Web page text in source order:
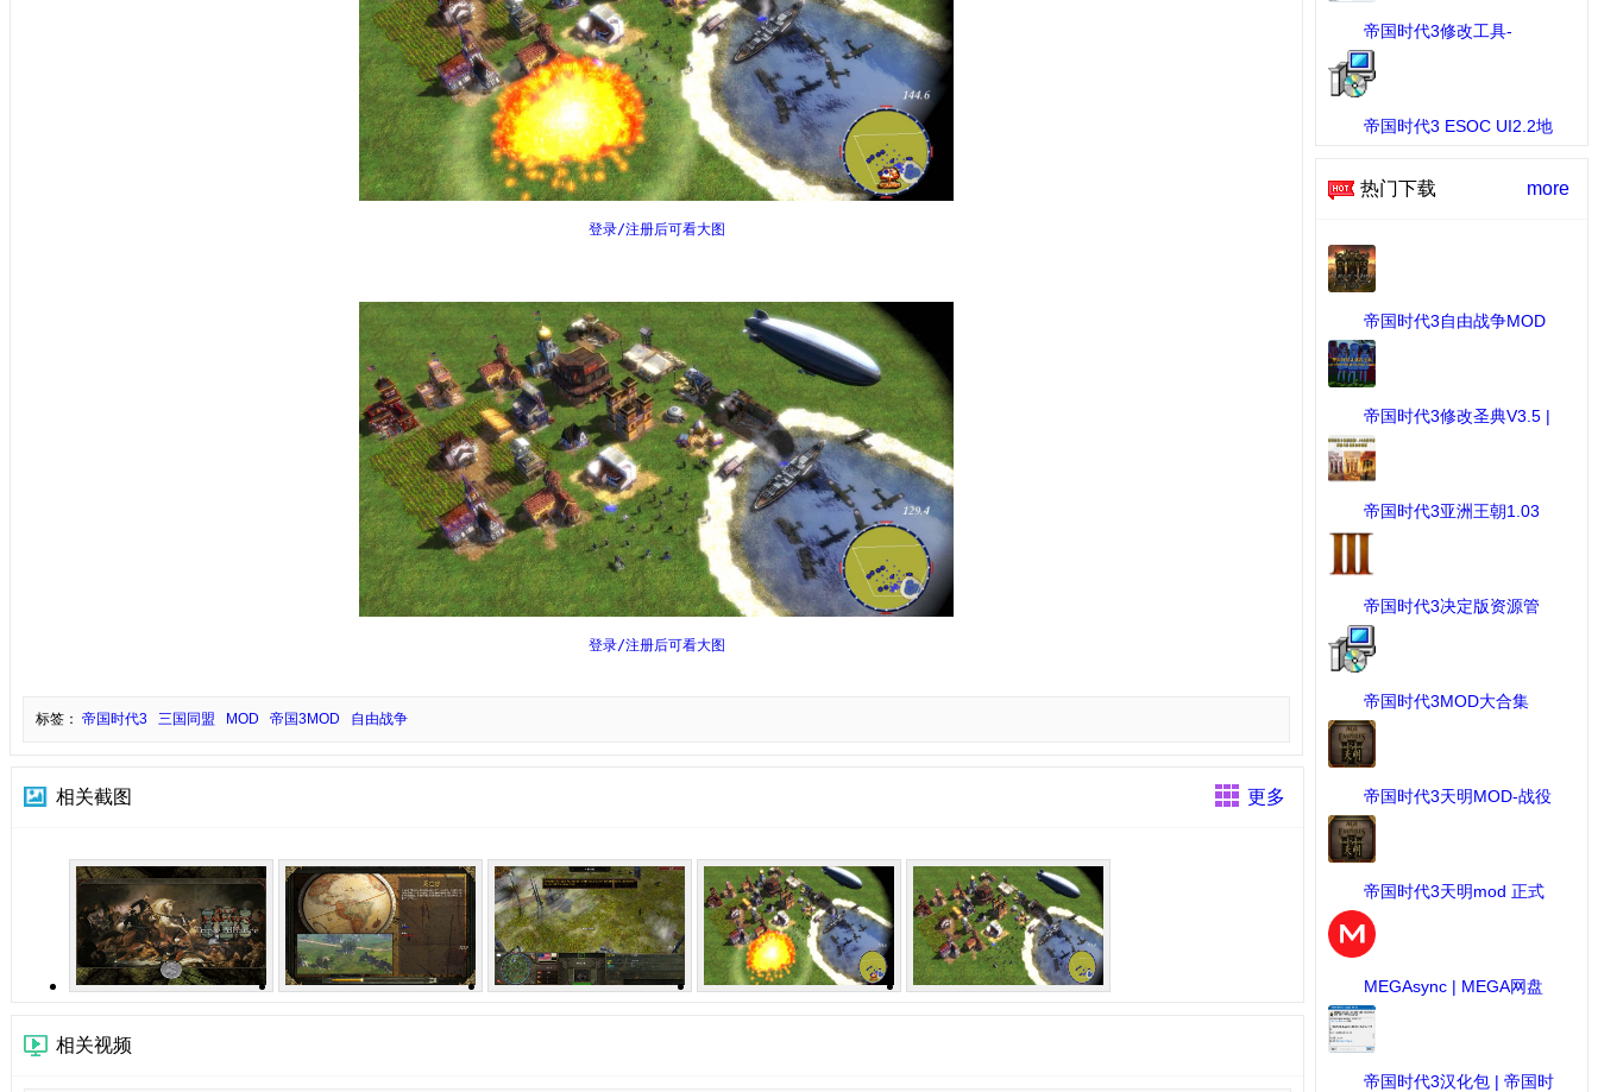
帝国时代3修改工具-
AOE3ED ...
[MOD修改工具] 下载：676 次
帝国时代3 ESOC UI2.2地
热门下载 more
帝国时代3自由战争MOD
...
[MOD作品] 下载：2816 次
帝国时代3修改圣典V3.5 |
...
[MOD修改工具] 下载：1064
次
帝国时代3亚洲王朝1.03
版 ...
[工具] 下载：1031 次
帝国时代3决定版资源管
理 ...
[帝国时代III 决定版] 下载：
990 次
帝国时代3MOD大合集
（包含 ...
[MOD作品] 下载：834 次
帝国时代3天明MOD-战役
包 ...
[MOD作品] 下载：818 次
帝国时代3天明mod 正式
版1 ...
[MOD作品] 下载：798 次
MEGAsync | MEGA网盘
链接 ...
[软件] 下载：722 次
帝国时代3汉化包 | 帝国时
登录/注册后可看大图
登录/注册后可看大图
标签： 帝国时代3 三国同盟 MOD 帝国3MOD 自由战争
相关截图 更多
相关视频